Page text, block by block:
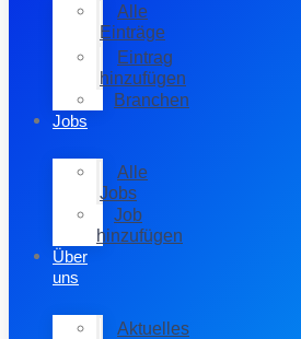
Alle
Einträge
Eintrag
hinzufügen
Branchen
Jobs
Alle
Jobs
Job
hinzufügen
Über
uns
Aktuelles